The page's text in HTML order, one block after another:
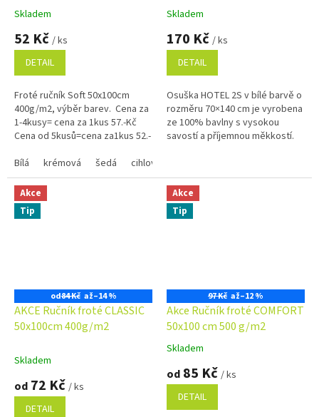
Průměrné
hodnocení
produktu
4,9
5
hvězdiček.
Skladem
52 Kč / ks
DETAIL
Froté ručník Soft 50x100cm
400g/m2, výběr barev. Cena za
1-4kusy= cena za 1kus 57.-Kč
Cena od 5kusů=cena za1kus 52.-
program se slevami...
Bílá krémová šedá cihlová
Průměrné
hodnocení
produktu
5,0
5
hvězdiček.
Skladem
170 Kč / ks
DETAIL
Osuška HOTEL 2S v bílé barvě o
rozměru 70×140 cm je vyrobena
ze 100% bavlny s vysokou
savostí a příjemnou měkkostí.
Akce
Tip
od84 Kč až–14 %
AKCE Ručník froté CLASSIC
50x100cm 400g/m2
Skladem
od 72 Kč / ks
DETAIL
Akce
Tip
97 Kč až–12 %
Akce Ručník froté COMFORT
50x100 cm 500 g/m2
Průměrné
produktu
5,0
Skladem
od 85 Kč / ks
DETAIL